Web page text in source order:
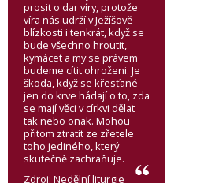
prosit o dar víry, protože
víra nás udrží v Ježíšově
blízkosti i tenkrát, když se
bude všechno hroutit,
kymácet a my se právem
budeme cítit ohroženi. Je
škoda, když se křesťané
jen do krve hádají o to, zda
se mají věci v církvi dělat
tak nebo onak. Mohou
přitom ztratit ze zřetele
toho jediného, který
skutečně zachraňuje.
Zdroj: Nedělní liturgie